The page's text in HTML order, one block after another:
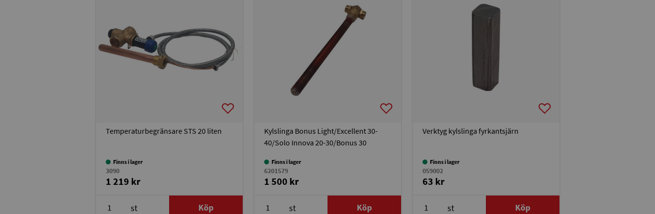
Temperaturbegränsare STS 20 liten
Finns i lager
3090
1 219 kr
st Köp
Kylslinga Bonus Light/Excellent 30-
40/Solo Innova 20-30/Bonus 30
Finns i lager
6201579
1 500 kr
st Köp
Verktyg kylslinga fyrkantsjärn
Finns i lager
059002
63 kr
st Köp